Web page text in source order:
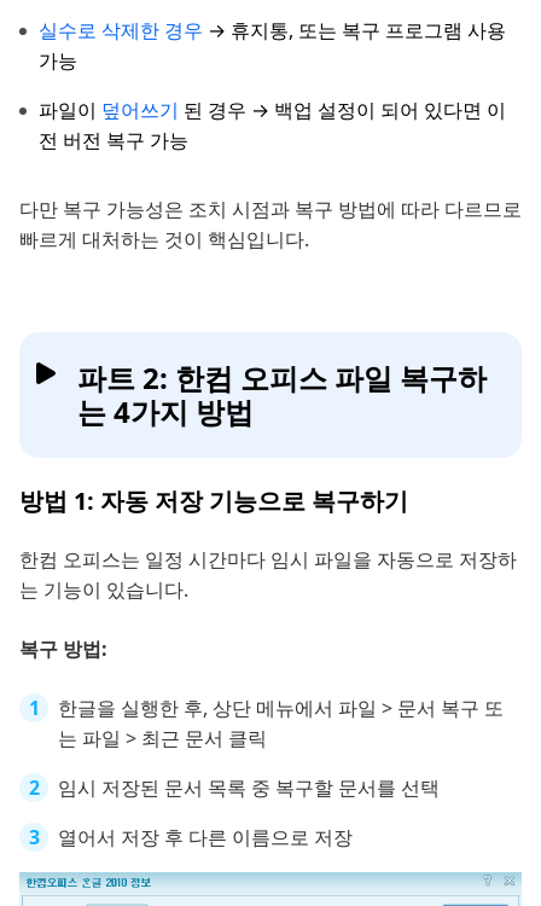
실수로 삭제한 경우 → 휴지통, 또는 복구 프로그램 사용
가능
파일이 덮어쓰기 된 경우 → 백업 설정이 되어 있다면 이
전 버전 복구 가능
다만 복구 가능성은 조치 시점과 복구 방법에 따라 다르므로
빠르게 대처하는 것이 핵심입니다.
파트 2: 한컴 오피스 파일 복구하
는 4가지 방법
방법 1: 자동 저장 기능으로 복구하기
한컴 오피스는 일정 시간마다 임시 파일을 자동으로 저장하
는 기능이 있습니다.
복구 방법:
한글을 실행한 후, 상단 메뉴에서 파일 > 문서 복구 또
는 파일 > 최근 문서 클릭
임시 저장된 문서 목록 중 복구할 문서를 선택
열어서 저장 후 다른 이름으로 저장